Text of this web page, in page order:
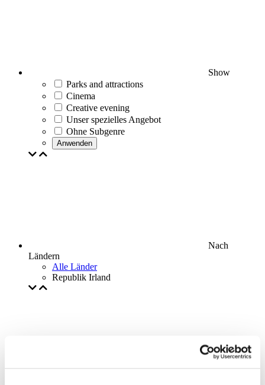
Show
Parks and attractions
Cinema
Creative evening
Unser spezielles Angebot
Ohne Subgenre
Anwenden
Nach
Ländern
Alle Länder
Republik Irland